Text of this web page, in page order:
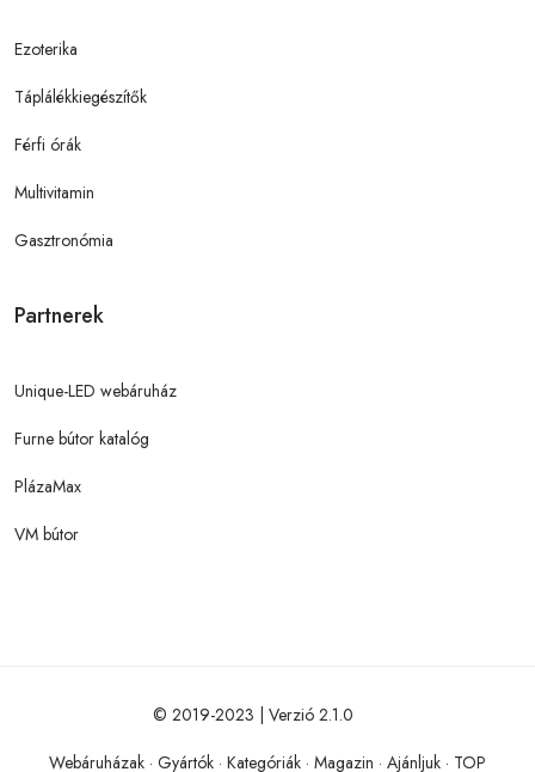
Ezoterika
Táplálékkiegészítők
Férfi órák
Multivitamin
Gasztronómia
Partnerek
Unique-LED webáruház
Furne bútor katalóg
PlázaMax
VM bútor
© 2019-2023 | Verzió 2.1.0
Webáruházak · Gyártók · Kategóriák · Magazin · Ajánljuk · TOP